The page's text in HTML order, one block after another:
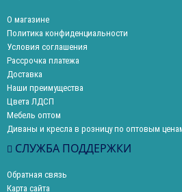
О магазине
Политика конфиденциальности
Условия соглашения
Рассрочка платежа
Доставка
Наши преимущества
Цвета ЛДСП
Мебель оптом
Диваны и кресла в розницу по оптовым
СЛУЖБА ПОДДЕРЖКИ
Обратная связь
Карта сайта